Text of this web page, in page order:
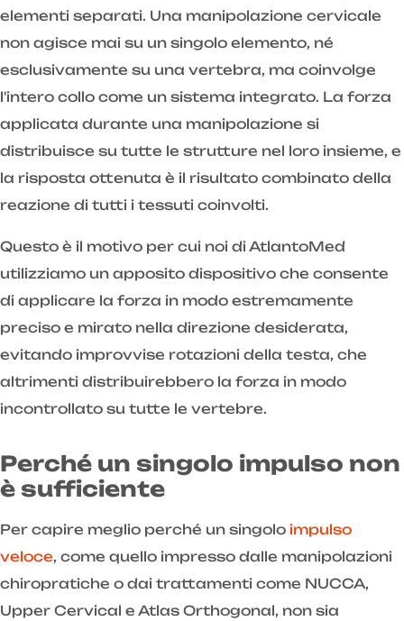
elementi separati. Una manipolazione cervicale
non agisce mai su un singolo elemento, né
esclusivamente su una vertebra, ma coinvolge
l'intero collo come un sistema integrato. La forza
applicata durante una manipolazione si
distribuisce su tutte le strutture nel loro insieme, e
la risposta ottenuta è il risultato combinato della
reazione di tutti i tessuti coinvolti.
Questo è il motivo per cui noi di AtlantoMed
utilizziamo un apposito dispositivo che consente
di applicare la forza in modo estremamente
preciso e mirato nella direzione desiderata,
evitando improvvise rotazioni della testa, che
altrimenti distribuirebbero la forza in modo
incontrollato su tutte le vertebre.
Perché un singolo impulso non
è sufficiente
Per capire meglio perché un singolo impulso
veloce, come quello impresso dalle manipolazioni
chiropratiche o dai trattamenti come NUCCA,
Upper Cervical e Atlas Orthogonal, non sia